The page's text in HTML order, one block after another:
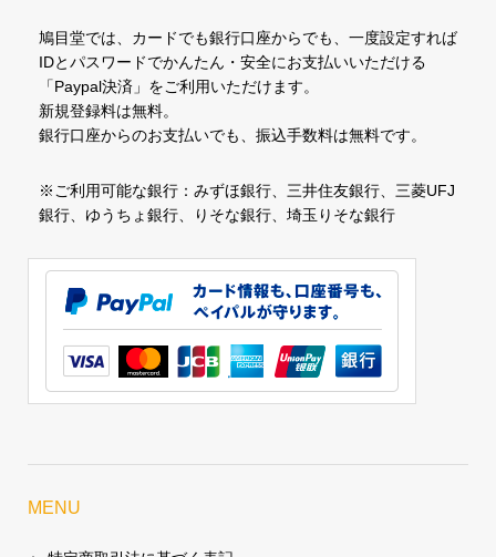
鳩目堂では、カードでも銀行口座からでも、一度設定すれば
IDとパスワードでかんたん・安全にお支払いいただける
「Paypal決済」をご利用いただけます。
新規登録料は無料。
銀行口座からのお支払いでも、振込手数料は無料です。
※ご利用可能な銀行：みずほ銀行、三井住友銀行、三菱UFJ
銀行、ゆうちょ銀行、りそな銀行、埼玉りそな銀行
MENU